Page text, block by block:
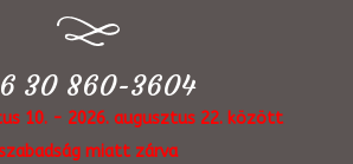
30 860-3604
10. - 2026. augusztus 22. között
miatt zárva